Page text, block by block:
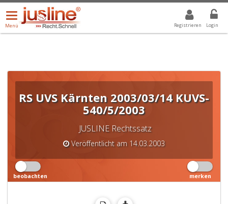
Registrieren Login
Menü
öffnen/schließen
Menü
ALLE DROPDOWN: GEWÄHLTER WERT IST ALLE
RS UVS Kärnten 2003/03/14 KUVS-
540/5/2003
JUSLINE Rechtssatz
Veröffentlicht am 14.03.2003
beobachten merken